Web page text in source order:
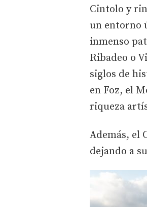
Cintolo y
un entorno
inmenso
Ribadeo o
siglos de
en Foz, el
riqueza
Además, el
dejando a